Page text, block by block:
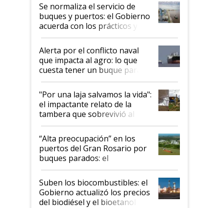
Se normaliza el servicio de
buques y puertos: el Gobierno
acuerda con los prácticos y
suspende el decreto de
desregulación
Alerta por el conflicto naval
que impacta al agro: lo que
cuesta tener un buque parado
y el peligro de que Argentina
pase a ser "país sucio"
"Por una laja salvamos la vida":
el impactante relato de la
tambera que sobrevivió al
tornado
“Alta preocupación” en los
puertos del Gran Rosario por
buques parados: el
funcionamiento de las
exportadoras en tensión tras
la medida de fuerza de los
prácticos
Suben los biocombustibles: el
Gobierno actualizó los precios
del biodiésel y el bioetanol